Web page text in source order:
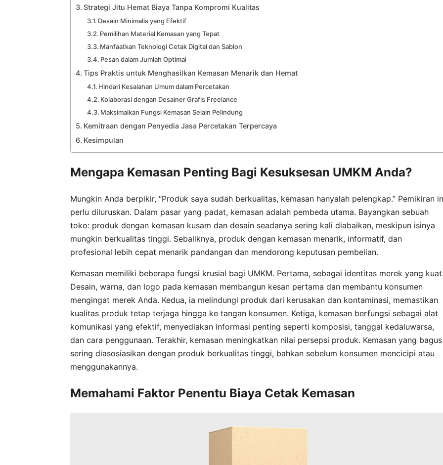
Strategi Jitu Hemat Biaya Tanpa Kompromi Kualitas
Desain Minimalis yang Efektif
Pemilihan Material Kemasan yang Tepat
Manfaatkan Teknologi Cetak Digital dan Sablon
Pesan dalam Jumlah Optimal
Tips Praktis untuk Menghasilkan Kemasan Menarik dan Hemat
Hindari Kesalahan Umum dalam Percetakan
Kolaborasi dengan Desainer Grafis Freelance
Maksimalkan Fungsi Kemasan Selain Pelindung
Kemitraan dengan Penyedia Jasa Percetakan Terpercaya
Kesimpulan
Mengapa Kemasan Penting Bagi Kesuksesan UMKM Anda?
Mungkin Anda berpikir, “Produk saya sudah berkualitas, kemasan hanyalah pelengkap.” Pemikiran
perlu diluruskan. Dalam pasar yang padat, kemasan adalah pembeda utama. Bayangkan sebuah
toko: produk dengan kemasan kusam dan desain seadanya sering kali diabaikan, meskipun isinya
mungkin berkualitas tinggi. Sebaliknya, produk dengan kemasan menarik, informatif, dan
profesional lebih cepat menarik pandangan dan mendorong keputusan pembelian.
Kemasan memiliki beberapa fungsi krusial bagi UMKM. Pertama, sebagai identitas merek yang
Desain, warna, dan logo pada kemasan membangun kesan pertama dan membantu konsumen
mengingat merek Anda. Kedua, ia melindungi produk dari kerusakan dan kontaminasi, memastikan
kualitas produk tetap terjaga hingga ke tangan konsumen. Ketiga, kemasan berfungsi sebagai alat
komunikasi yang efektif, menyediakan informasi penting seperti komposisi, tanggal kedaluwarsa,
dan cara penggunaan. Terakhir, kemasan meningkatkan nilai persepsi produk. Kemasan yang bagus
sering diasosiasikan dengan produk berkualitas tinggi, bahkan sebelum konsumen mencicipi atau
menggunakannya.
Memahami Faktor Penentu Biaya Cetak Kemasan